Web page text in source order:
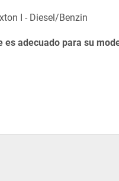
adecuado para su